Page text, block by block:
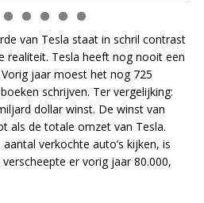
van Tesla staat in schril contrast
realiteit. Tesla heeft nog nooit een
jaar moest het nog 725
schrijven. Ter vergelijking:
dollar winst. De winst van
als de totale omzet van Tesla.
verkochte auto’s kijken, is
er vorig jaar 80.000,